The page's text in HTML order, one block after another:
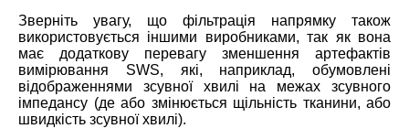
Зверніть увагу, що фільтрація напрямку також
використовується іншими виробниками, так як вона
має додаткову перевагу зменшення артефактів
вимірювання SWS, які, наприклад, обумовлені
відображеннями зсувної хвилі на межах зсувного
імпедансу (де або змінюється щільність тканини, або
швидкість зсувної хвилі).